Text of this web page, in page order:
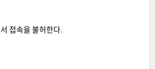
접속을 불허한다.